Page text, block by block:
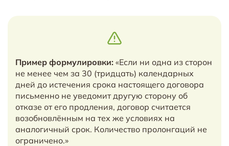
Пример формулировки: «Если ни одна из сторон
не менее чем за 30 (тридцать) календарных
дней до истечения срока настоящего договора
письменно не уведомит другую сторону об
отказе от его продления, договор считается
возобновлённым на тех же условиях на
аналогичный срок. Количество пролонгаций не
ограничено.»